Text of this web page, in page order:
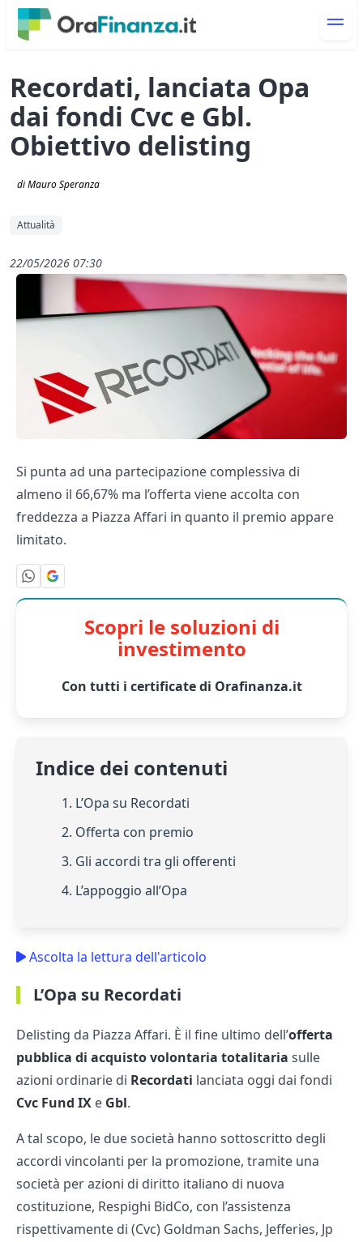
Recordati, lanciata Opa
dai fondi Cvc e Gbl.
Obiettivo delisting
di Mauro Speranza
Attualità
22/05/2026 07:30
Si punta ad una partecipazione complessiva di
almeno il 66,67% ma l’offerta viene accolta con
freddezza a Piazza Affari in quanto il premio appare
limitato.
Scopri le soluzioni di
investimento
Con tutti i certificate di Orafinanza.it
Indice dei contenuti
1. L’Opa su Recordati
2. Offerta con premio
3. Gli accordi tra gli offerenti
4. L’appoggio all’Opa
Ascolta la lettura dell'articolo
L’Opa su Recordati
Delisting da Piazza Affari. È il fine ultimo dell’offerta
pubblica di acquisto volontaria totalitaria sulle
azioni ordinarie di Recordati lanciata oggi dai fondi
Cvc Fund IX e Gbl.
A tal scopo, le due società hanno sottoscritto degli
accordi vincolanti per la promozione, tramite una
società per azioni di diritto italiano di nuova
costituzione, Respighi BidCo, con l’assistenza
rispettivamente di (Cvc) Goldman Sachs, Jefferies, Jp